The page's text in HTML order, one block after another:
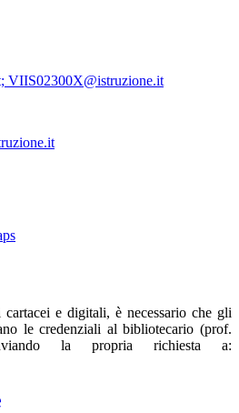
VIIS02300X@istruzione.it
e digitali, è necessario che gli
le credenziali al bibliotecario (prof.
la propria richiesta a: